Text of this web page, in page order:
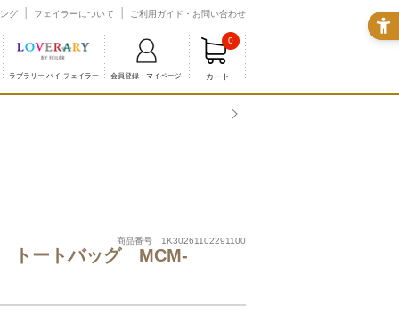
グ フェイラーについて ご利用ガイド・お問い合わせ
ラブラリー バイ フェイラー 会員登録・マイページ カート
0
商品番号 1K30261102291100
トートバッグ MCM-